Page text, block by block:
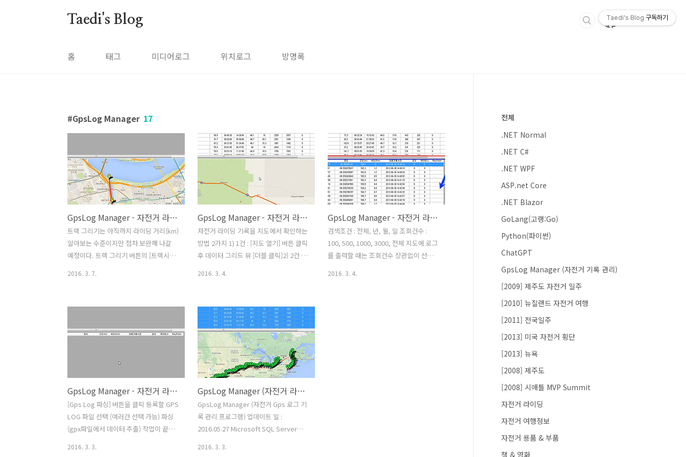
Taedi's Blog
홈 태그 미디어로그 위치로그 방명록
GpsLog Manager 17
GpsLog Manager - 자전거 라이딩 트랙 그리기
트랙 그리기는 아직까지 라이딩 거리(km)
알아보는 수준이지만 점차 보완해 나갈
예정이다. 트랙 그리기 버튼의 [트랙시작]
릭하면 마커(marker)가 찍힌다. 두번 째
로 연결 된다. 좌표를 찍을 때 마다 거리가
택 후 오른 쪽 마우스 버튼을 클릭하면 삭
제 되며 거리(km)가 차감된다. 마커
(marker) 삭제는 마지막 좌표만 가능하
고 마커(marker)의 마우스 Drag&Drog
은 현재 지원되지 않는다. ※ 트랙 그리기
편집 모드에 따라 마우스 드레그 버튼..
2016. 3. 7.
GpsLog Manager - 자전거 라이딩 트랙 지도 출력
자전거 라이딩 기록을 지도에서 확인하는
방법 2가지 1) 1건 : [지도 열기] 버튼 클릭
후 데이터 그리드 뷰 [더블 클릭]2) 2건 이
터 그리드 뷰에서 1건 더블 클릭 지도에
기록이 표시 되며 시작(왼쪽)과 종료(오른
쪽) 지점(point)을 마커(marker)로 확인
할 수 있다. 2건 이상 확인 할 때는 상단 데
이터 그리드 뷰에서 여러 건을 블록으로
지정 후 [트랙 보기] 버튼을 클릭한다. 지
도에 블록 지정한 건수 만큼 표시 되며 종
료지점 마다 마커(marker)로 구분한다.
마커를 보여줄 때 1건 표시할 때와 다른
점은 시작지점의 표시 유무이다.한건은
시작과 종료 ..
2016. 3. 4.
GpsLog Manager - 자전거 라이딩 기록 조회
검색조건 : 전체, 년, 월, 일 조회건수 :
100, 500, 1000, 3000, 전체 지도에 로그
를 출력할 때는 조회건수 상관없이 선택
2016. 3. 4.
GpsLog Manager - 자전거 라이딩 기록 등록
[Gps Log 파싱] 버튼을 클릭 등록할 GPS
LOG 파일 선택 (여러건 선택 가능) 파싱
(gpx파일에서 데이터 추출) 작업이 끝나
2016. 3. 3.
GpsLog Manager (자전거 라이딩 GPS 로그 기록 관리) 배포
GpsLog Manager (자전거 Gps 로그 기
록 관리 프로그램) 업데이트 일 :
2016.05.27 Microsoft SQL Server
2016. 3. 3.
전체
.NET Normal
.NET C#
.NET WPF
ASP.net Core
.NET Blazor
GoLang(고랭:Go)
Python(파이썬)
ChatGPT
GpsLog Manager (자전거 기록 관리)
[2009] 제주도 자전거 일주
[2010] 뉴질랜드 자전거 여행
[2011] 전국일주
[2013] 미국 자전거 횡단
[2013] 뉴욕
[2008] 제주도
[2008] 시애틀 MVP Summit
자전거 라이딩
자전거 여행정보
자전거 용품 & 부품
책 & 영화
Taedi's Blog 구독하기